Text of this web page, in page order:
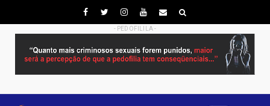
- PEDOFILILA -